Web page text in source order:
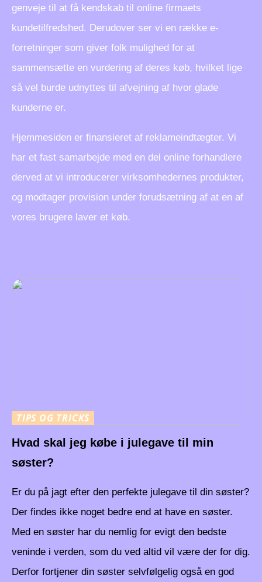
genveje til at få kendskab til online firmaets
kundetilfredshed. Derudover ser vi en række e-
forretninger som giver folk mulighed for at
sammensætte en vurdering af deres køb, hvilket lige
så vel burde udnyttes til afvejning af hvor glade
kunderne er.
Hjemmesiden er finansieret af reklameindtægter. Vi
har et fast samarbejde med en del online forhandlere
derved at vi introducerer virksomhedernes produkter,
og modtager provision under forudsætning af at en af
vores brugere laver et køb.
TIPS OG TRICKS
Hvad skal jeg købe i julegave til min
søster?
Er du på jagt efter den perfekte julegave til din søster?
Der findes ikke noget bedre end at have en søster.
Med en søster har du nemlig for evigt den bedste
veninde i verden, som du ved altid vil være der for dig.
Derfor fortjener din søster selvfølgelig også en god